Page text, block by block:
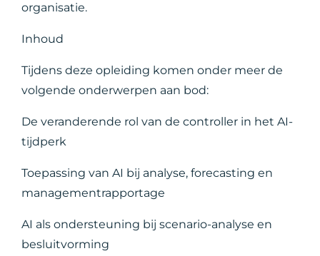
organisatie.
Inhoud
Tijdens deze opleiding komen onder meer de
volgende onderwerpen aan bod:
De veranderende rol van de controller in het AI-
tijdperk
Toepassing van AI bij analyse, forecasting en
managementrapportage
AI als ondersteuning bij scenario-analyse en
besluitvorming